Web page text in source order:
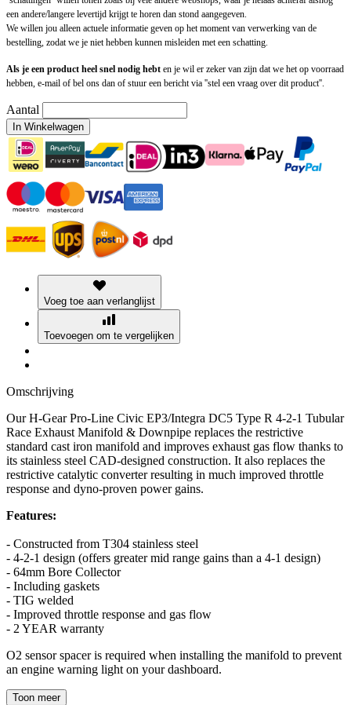
een andere/langere levertijd krijgt te horen dan stond aangegeven.
We willen jou alleen actuele informatie geven op het moment van verwerking van de
bestelling, zodat we je niet hebben kunnen misleiden met een schatting.
Als je een product heel snel nodig hebt en je wil er zeker van zijn dat we het op voorraad
hebben, e-mail of bel ons dan of stuur een bericht via ''stel een vraag over dit product''.
Aantal
In Winkelwagen
Voeg toe aan verlanglijst
Toevoegen om te vergelijken
Omschrijving
Our H-Gear Pro-Line Civic EP3/Integra DC5 Type R 4-2-1 Tubular
Race Exhaust Manifold & Downpipe replaces the restrictive
standard cast iron manifold and improves exhaust gas flow thanks to
its stainless steel CAD-designed construction. It also replaces the
restrictive catalytic converter resulting in much improved throttle
response and dyno-proven power gains.
Features:
- Constructed from T304 stainless steel
- 4-2-1 design (offers greater mid range gains than a 4-1 design)
- 64mm Bore Collector
- Including gaskets
- TIG welded
- Improved throttle response and gas flow
- 2 YEAR warranty
O2 sensor spacer is required when installing the manifold to prevent
an engine warning light on your dashboard.
Toon meer